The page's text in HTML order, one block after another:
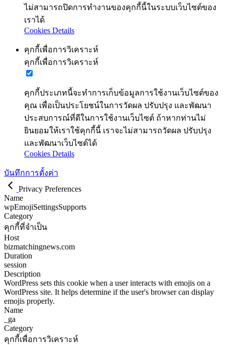
ไม่สามารถปิดการทำงานของคุกกี้นี้ในระบบเว็บไซต์ของ
เราได้
Cookies Details
คุกกี้เพื่อการวิเคราะห์
คุกกี้เพื่อการวิเคราะห์
คุกกี้ประเภทนี้จะทำการเก็บข้อมูลการใช้งานเว็บไซต์ของ
คุณ เพื่อเป็นประโยชน์ในการวัดผล ปรับปรุง และพัฒนา
ประสบการณ์ที่ดีในการใช้งานเว็บไซต์ ถ้าหากท่านไม่
ยินยอมให้เราใช้คุกกี้นี้ เราจะไม่สามารถวัดผล ปรับปรุง
และพัฒนาเว็บไซต์ได้
Cookies Details
บันทึกการตั้งค่า
Privacy Preferences
Name
wpEmojiSettingsSupports
Category
คุกกี้ที่จำเป็น
Host
bizmatchingnews.com
Duration
session
Description
WordPress sets this cookie when a user interacts with emojis on a
WordPress site. It helps determine if the user's browser can display
emojis properly.
Name
_ga
Category
คุกกี้เพื่อการวิเคราะห์